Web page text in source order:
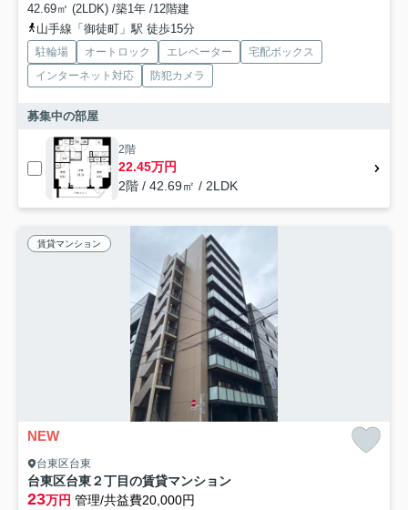
42.69㎡ (2LDK) /築1年 /12階建
山手線「御徒町」駅 徒歩15分
駐輪場 オートロック エレベーター
宅配ボックス
インターネット対応
防犯カメラ
募集中の部屋
2階
22.45万円
2階 / 42.69㎡ / 2LDK
賃貸マンション
NEW
台東区台東
台東区台東２丁目の賃貸マンション
23万円 管理/共益費20,000円